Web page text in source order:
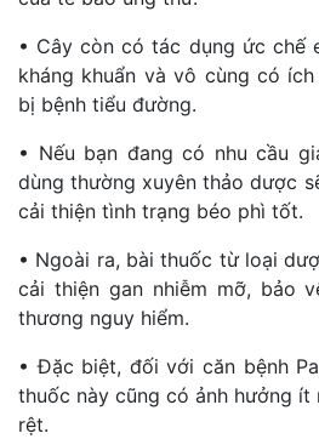
• Cây còn có tác dụng ức chế
kháng khuẩn và vô cùng có
bị bệnh tiểu đường.
• Nếu bạn đang có nhu cầu
dùng thường xuyên thảo dược
cải thiện tình trạng béo phì tốt.
• Ngoài ra, bài thuốc từ loại
cải thiện gan nhiễm mỡ, bảo
thương nguy hiểm.
• Đặc biệt, đối với căn bệnh
thuốc này cũng có ảnh hưởng ít
rệt.